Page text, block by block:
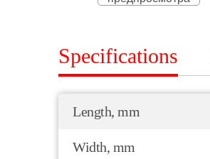
Specifications
Length, mm
Width, mm